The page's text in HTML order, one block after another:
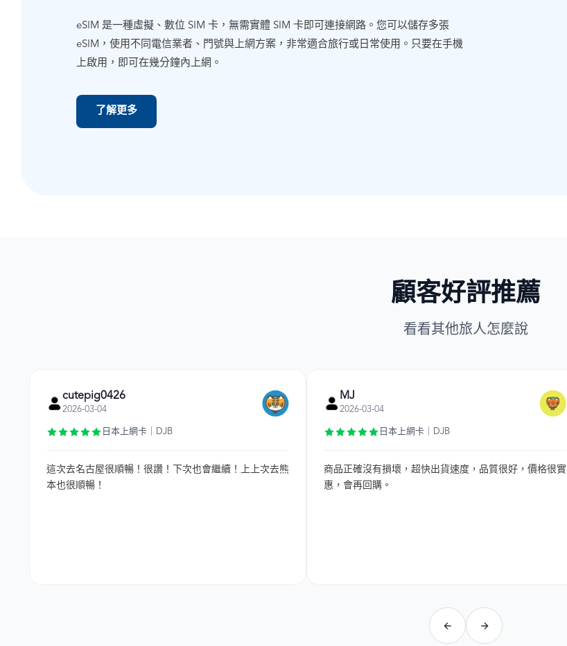
eSIM 是一種虛擬、數位 SIM 卡，無需實體 SIM 卡即可連接網路。您可以儲存多張
eSIM，使用不同電信業者、門號與上網方案，非常適合旅行或日常使用。只要在手機
上啟用，即可在幾分鐘內上網。
了解更多
顧客好評推薦
看看其他旅人怎麼說
cutepig0426
2026-03-04
日本上網卡｜DJB
這次去名古屋很順暢！很讚！下次也會繼續！上上次去熊
本也很順暢！
MJ
2026-03-04
日本上網卡｜DJB
商品正確沒有損壞，超快出貨速度，品質很好，價格很實
惠，會再回購。